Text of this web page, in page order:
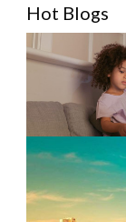
Hot Blogs